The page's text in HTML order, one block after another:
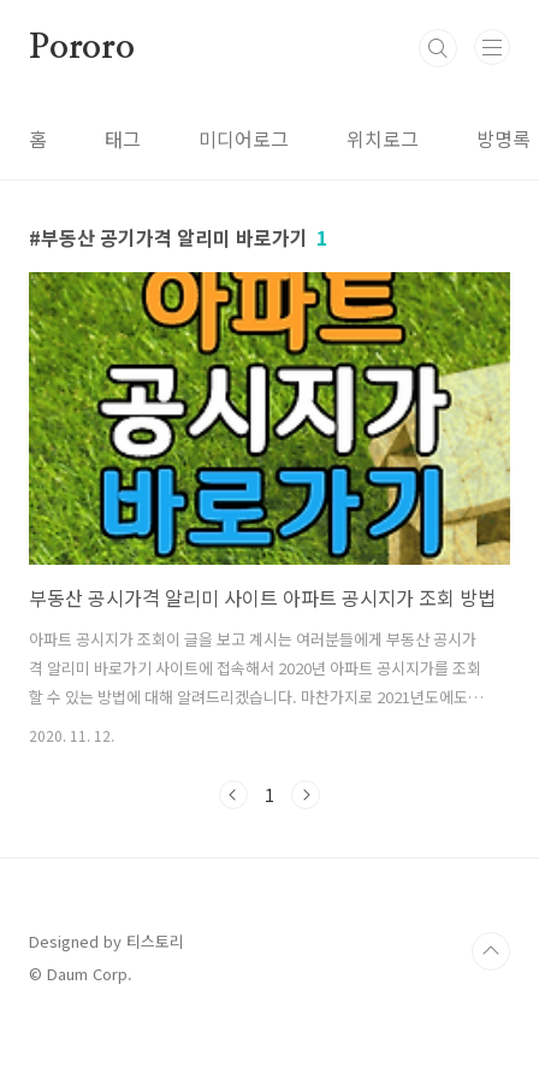
Pororo
홈 태그 미디어로그 위치로그 방명록
부동산 공기가격 알리미 바로가기 1
부동산 공시가격 알리미 사이트 아파트 공시지가 조회 방법
아파트 공시지가 조회이 글을 보고 계시는 여러분들에게 부동산 공시가
격 알리미 바로가기 사이트에 접속해서 2020년 아파트 공시지가를 조회
할 수 있는 방법에 대해 알려드리겠습니다. 마찬가지로 2021년도에도 이
방법을 이용할 수 있습니다. 공동주택공시가격은 국토부에서 매년 공시
니다. 적정가격의 의미는 정상적으로 거래를 하게 될 때 거래가 잘 이루
2020. 11. 12.
1
Designed by 티스토리
© Daum Corp.